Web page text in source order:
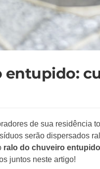
entupido:
de sua residência
serão dispersados
ralo do chuveiro entupido
juntos neste artigo!